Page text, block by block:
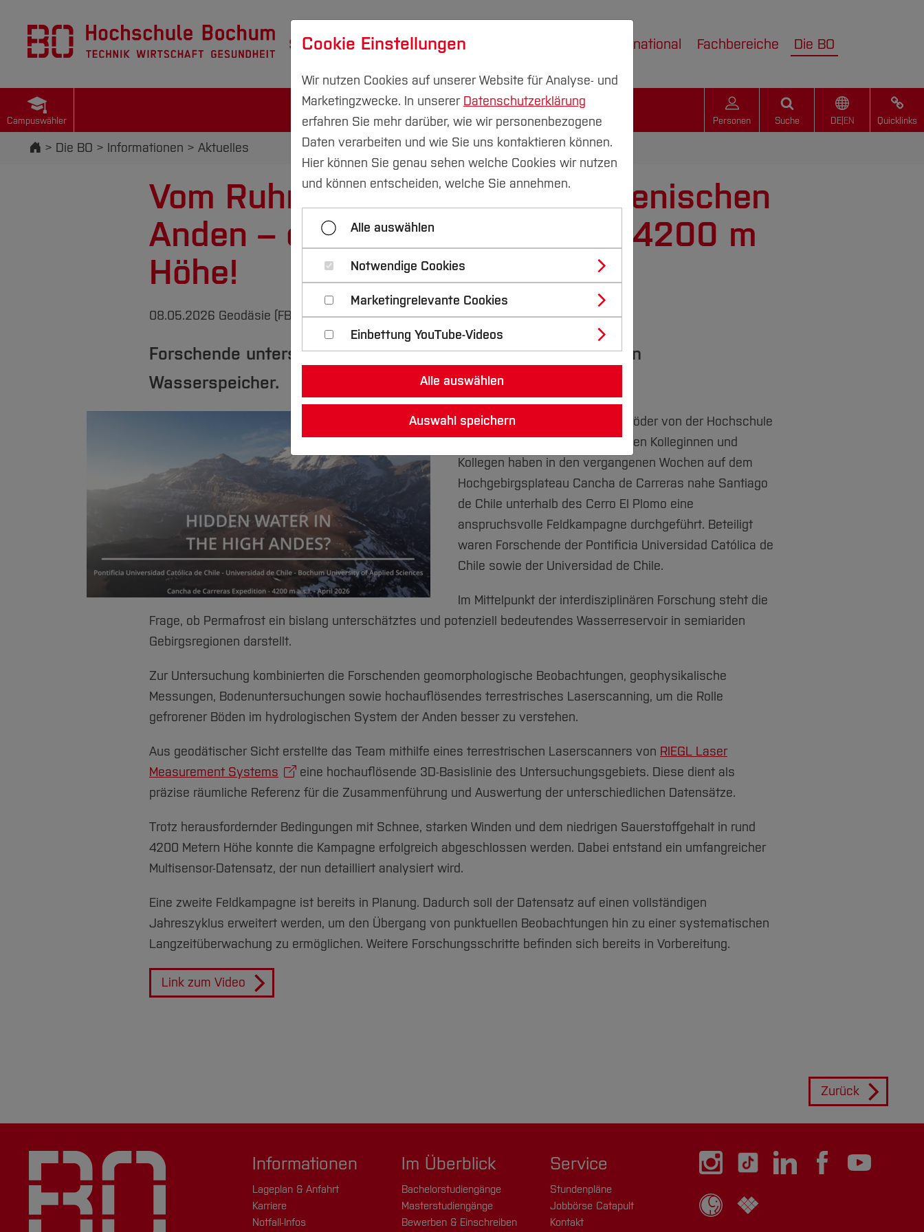
Studium Forschung & Transfer International Fachbereiche Die BO
Campuswähler Personen Suche DE| EN Quicklinks
Startseite
Die BO Informationen Aktuelles
Vom Ruhrgebiet bis zu den chilenischen
Anden – eine Feldkampagne in 4200 m
Höhe!
08.05.2026 Geodäsie (FB G)
Forschende untersuchen Permafrost in Gebirgen als wichtigen
Wasserspeicher.
Prof. Dr. Daniel Czerwonka-Schröder von der Hochschule
Bochum und seine internationalen Kolleginnen und
Kollegen haben in den vergangenen Wochen auf dem
Hochgebirgsplateau Cancha de Carreras nahe Santiago
de Chile unterhalb des Cerro El Plomo eine
anspruchsvolle Feldkampagne durchgeführt. Beteiligt
waren Forschende der Pontificia Universidad Católica de
Chile sowie der Universidad de Chile.
Im Mittelpunkt der interdisziplinären Forschung steht die
Frage, ob Permafrost ein bislang unterschätztes und potenziell bedeutendes Wasserreservoir in semiariden
Gebirgsregionen darstellt.
Zur Untersuchung kombinierten die Forschenden geomorphologische Beobachtungen, geophysikalische
Messungen, Bodenuntersuchungen sowie hochauflösendes terrestrisches Laserscanning, um die Rolle
gefrorener Böden im hydrologischen System der Anden besser zu verstehen.
Aus geodätischer Sicht erstellte das Team mithilfe eines terrestrischen Laserscanners von RIEGL Laser
Measurement Systems
eine hochauflösende 3D-Basislinie des Untersuchungsgebiets. Diese dient als
präzise räumliche Referenz für die Zusammenführung und Auswertung der unterschiedlichen Datensätze.
Trotz herausfordernder Bedingungen mit Schnee, starken Winden und dem niedrigen Sauerstoffgehalt in rund
4200 Metern Höhe konnte die Kampagne erfolgreich abgeschlossen werden. Dabei entstand ein umfangreicher
Multisensor-Datensatz, der nun detailliert analysiert wird.
Eine zweite Feldkampagne ist bereits in Planung. Dadurch soll der Datensatz auf einen vollständigen
Jahreszyklus erweitert werden, um den Übergang von punktuellen Beobachtungen hin zu einer systematischen
Langzeitüberwachung zu ermöglichen. Weitere Forschungsschritte befinden sich bereits in Vorbereitung.
Link zum Video
Zurück
Informationen
Lageplan & Anfahrt
Karriere
Notfall-Infos
Im Überblick
Bachelorstudiengänge
Masterstudiengänge
Bewerben & Einschreiben
Service
Stundenpläne
Jobbörse Catapult
Kontakt
Cookie Einstellungen
Wir nutzen Cookies auf unserer Website für Analyse- und
Marketingzwecke. In unserer Datenschutzerklärung
erfahren Sie mehr darüber, wie wir personenbezogene
Daten verarbeiten und wie Sie uns kontaktieren können.
Hier können Sie genau sehen welche Cookies wir nutzen
und können entscheiden, welche Sie annehmen.
Alle auswählen
Notwendige Cookies
Marketingrelevante Cookies
Einbettung YouTube-Videos
Alle auswählen
Auswahl speichern